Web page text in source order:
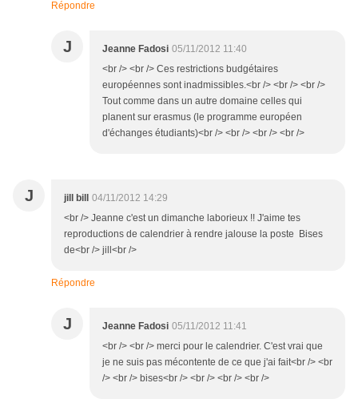
Répondre
J Jeanne Fadosi 05/11/2012 11:40
<br /> <br /> Ces restrictions budgétaires
européennes sont inadmissibles.<br /> <br /> <br />
Tout comme dans un autre domaine celles qui
planent sur erasmus (le programme européen
d'échanges étudiants)<br /> <br /> <br /> <br />
J jill bill
04/11/2012 14:29
<br /> Jeanne c'est un dimanche laborieux !! J'aime tes
reproductions de calendrier à rendre jalouse la poste Bises
de<br /> jill<br />
Répondre
J Jeanne Fadosi 05/11/2012 11:41
<br /> <br /> merci pour le calendrier. C'est vrai que
je ne suis pas mécontente de ce que j'ai fait<br /> <br
/> <br /> bises<br /> <br /> <br /> <br />